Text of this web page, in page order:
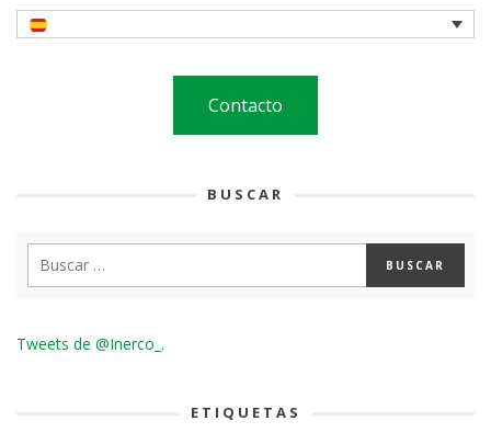
Contacto
BUSCAR
Tweets de @Inerco_.
ETIQUETAS